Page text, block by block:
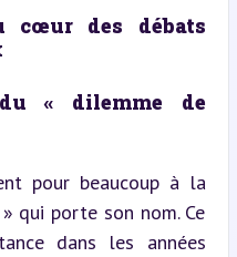
cœur des débats
« dilemme de
pour beaucoup à la
qui porte son nom. Ce
dans les années